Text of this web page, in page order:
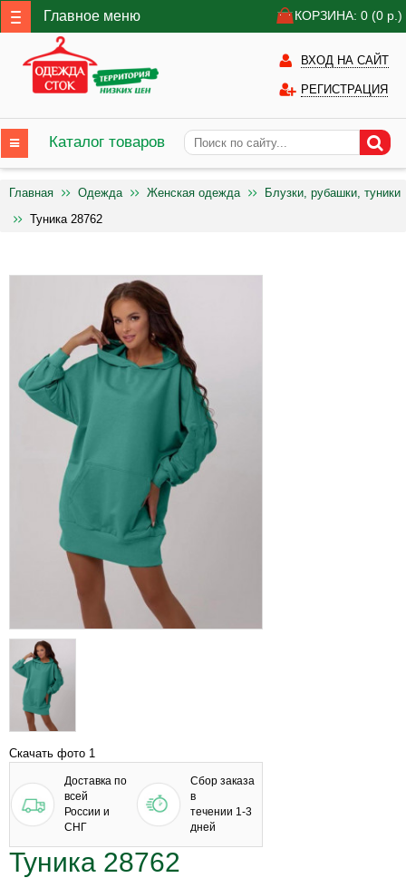
Главное меню КОРЗИНА: 0 (0 р.)
ВХОД НА САЙТ
РЕГИСТРАЦИЯ
Каталог товаров
Главная Одежда Женская одежда
Блузки, рубашки, туники
Туника 28762
Скачать фото 1
Доставка по
всей
России и
СНГ
Сбор заказа
в
течении 1-3
дней
Туника 28762